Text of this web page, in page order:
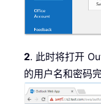
2. 此时将打开
的用户名和密码